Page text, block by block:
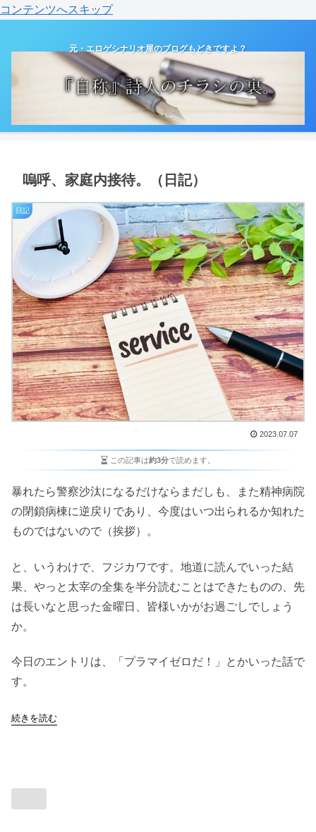
コンテンツへスキップ
元・エロゲシナリオ屋のブログもどきですよ？
嗚呼、家庭内接待。（日記）
日記
2023.07.07
この記事は約3分で読めます。
暴れたら警察沙汰になるだけならまだしも、また精神病院
の閉鎖病棟に逆戻りであり、今度はいつ出られるか知れた
ものではないので（挨拶）。
と、いうわけで、フジカワです。地道に読んでいった結
果、やっと太宰の全集を半分読むことはできたものの、先
は長いなと思った金曜日、皆様いかがお過ごしでしょう
か。
今日のエントリは、「プラマイゼロだ！」とかいった話で
す。
続きを読む